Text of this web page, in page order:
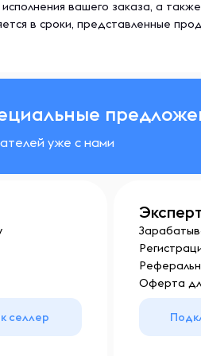
вашего заказа, а
в сроки, представленные
уже с нами
селлер
Оферта